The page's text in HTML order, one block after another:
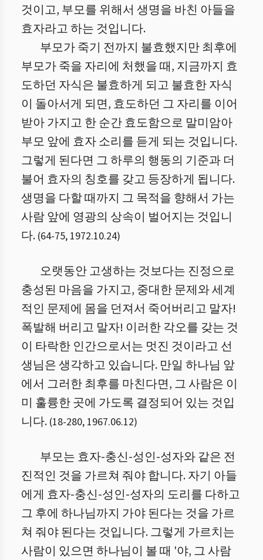
것이고, 부모를 위해서 생명을 바친 아들을
효자라고 하는 것입니다.
부모가 죽기 전까지 불효했지만 최후에
부모가 죽을 자리에 처했을 때, 지금까지 효
도하던 자식은 불효하게 되고 불효한 자식
이 돌아서게 되면, 효도하던 그 자리를 이어
받아 가지고 한 순간 효도함으로 말미암아
부모 앞에 효자 소리를 듣게 되는 것입니다.
그렇게 된다면 그 하루의 행동의 기준과 더
불어 효자의 칭호를 갖고 등장하게 됩니다.
생명을 다할 때까지 그 목적을 향해서 가는
사람 앞에 영광의 상속이 벌어지는 것입니
다. (64-75, 1972.10.24)
오랫동안 고생하는 것보다는 진정으로
충성된 마음을 가지고, 중대한 문제와 세계
적인 문제에 몸을 던져서 죽어버리고 말자!
폭발해 버리고 말자! 이러한 각오를 갖는 것
이 타락한 인간으로서는 멋진 것이라고 선
생님은 생각하고 있습니다. 만일 하나님 앞
에서 그러한 최후를 마친다면, 그 사람은 이
미 훌륭한 곳에 가도록 결정되어 있는 것입
니다. (18-280, 1967.06.12)
부모는 효자-충신-성인-성자와 같은 전
진적인 것을 가르쳐 줘야 합니다. 자기 아들
에게 효자-충신-성인-성자의 도리를 다하고
그 후에 하나님까지 가야 된다는 것을 가르
쳐 줘야 된다는 것입니다. 그렇게 가르치는
사람이 있으면 하나님이 볼 때 '야, 그 사람